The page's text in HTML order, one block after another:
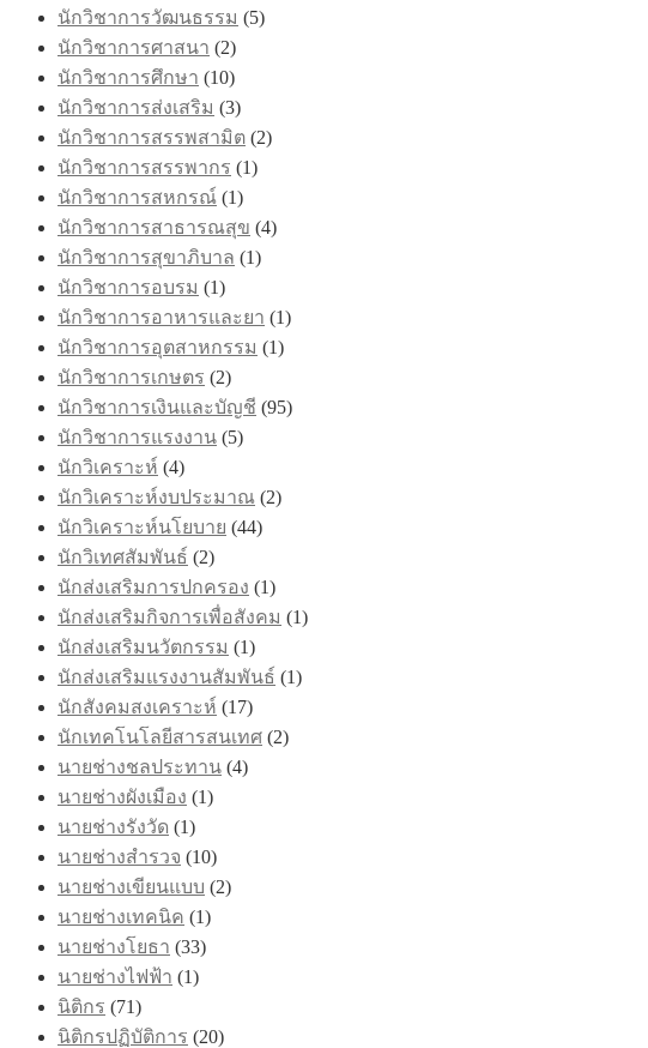
นักวิชาการวัฒนธรรม (5)
นักวิชาการศาสนา (2)
นักวิชาการศึกษา (10)
นักวิชาการส่งเสริม (3)
นักวิชาการสรรพสามิต (2)
นักวิชาการสรรพากร (1)
นักวิชาการสหกรณ์ (1)
นักวิชาการสาธารณสุข (4)
นักวิชาการสุขาภิบาล (1)
นักวิชาการอบรม (1)
นักวิชาการอาหารและยา (1)
นักวิชาการอุตสาหกรรม (1)
นักวิชาการเกษตร (2)
นักวิชาการเงินและบัญชี (95)
นักวิชาการแรงงาน (5)
นักวิเคราะห์ (4)
นักวิเคราะห์งบประมาณ (2)
นักวิเคราะห์นโยบาย (44)
นักวิเทศสัมพันธ์ (2)
นักส่งเสริมการปกครอง (1)
นักส่งเสริมกิจการเพื่อสังคม (1)
นักส่งเสริมนวัตกรรม (1)
นักส่งเสริมแรงงานสัมพันธ์ (1)
นักสังคมสงเคราะห์ (17)
นักเทคโนโลยีสารสนเทศ (2)
นายช่างชลประทาน (4)
นายช่างผังเมือง (1)
นายช่างรังวัด (1)
นายช่างสำรวจ (10)
นายช่างเขียนแบบ (2)
นายช่างเทคนิค (1)
นายช่างโยธา (33)
นายช่างไฟฟ้า (1)
นิติกร (71)
นิติกรปฏิบัติการ (20)